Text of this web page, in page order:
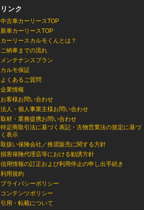
リンク
中古車カーリースTOP
新車カーリースTOP
カーリースカルモくんとは？
ご納車までの流れ
メンテナンスプラン
カルモ保証
よくあるご質問
企業情報
お客様お問い合わせ
法人・個人事業主様お問い合わせ
取材・業務提携お問い合わせ
特定商取引法に基づく表記・古物営業法の規定に基づ
く表示
取扱い保険会社／推奨販売に関する方針
損害保険代理店等における勧誘方針
信用情報の訂正および利用停止の申し出手続き
利用規約
プライバシーポリシー
コンテンツポリシー
引用・転載について